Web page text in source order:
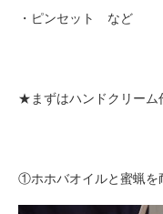
・ピンセット など
★まずはハンドクリーム
①ホホバオイルと蜜蝋を